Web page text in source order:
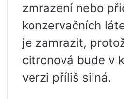
zmrazení nebo
konzervačních
je zamrazit,
citronová bude v
verzi příliš silná.